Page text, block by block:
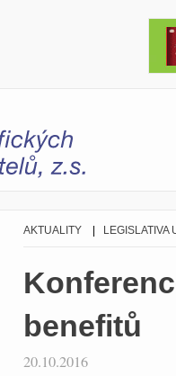
AKTUALITY LEGISLATIVA
benefitů
20.10.2016